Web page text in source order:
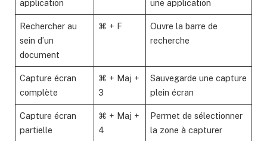
application
une application
Rechercher au
sein d’un
document
⌘ + F
Ouvre la barre de
recherche
Capture écran
complète
⌘ + Maj +
3
Sauvegarde une capture
plein écran
Capture écran
partielle
⌘ + Maj +
4
Permet de sélectionner
la zone à capturer